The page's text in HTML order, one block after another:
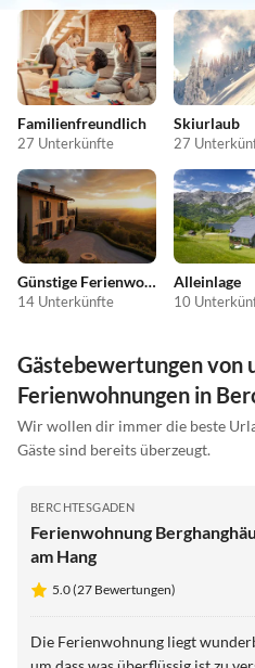
Familienfreundlich
27 Unterkünfte
Skiurlaub
27
Günstige Ferienwohnungen
14 Unterkünfte
Alleinlage
10
Gästebewertungen von
Ferienwohnungen in
Wir wollen dir immer die beste
Gäste sind bereits überzeugt.
BERCHTESGADEN
Ferienwohnung
am Hang
5.0 (27 Bewertungen)
Die Ferienwohnung liegt